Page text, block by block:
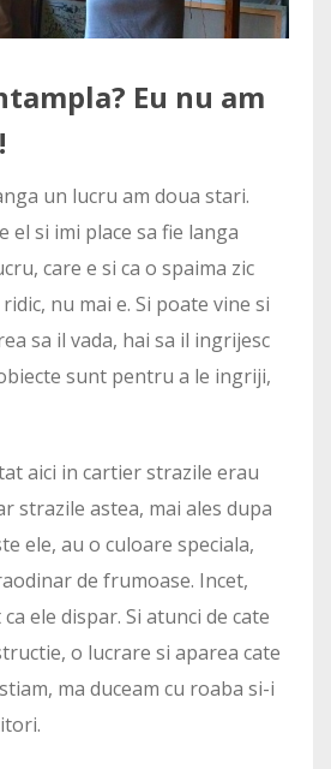
Eu nu am
un lucru am doua stari.
el si imi place sa fie langa
care e si ca o spaima zic
nu mai e. Si poate vine si
sa il vada, hai sa il ingrijesc
sunt pentru a le ingriji,
aici in cartier strazile erau
strazile astea, mai ales dupa
ele, au o culoare speciala,
de frumoase. Incet,
ele dispar. Si atunci de cate
o lucrare si aparea cate
ma duceam cu roaba si-i